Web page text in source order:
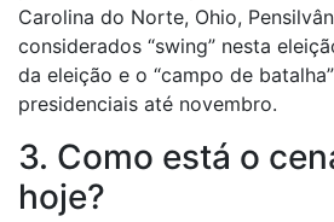
Carolina do Norte, Ohio,
considerados “swing” nesta
da eleição e o “campo de
presidenciais até novembro.
3. Como está o
hoje?